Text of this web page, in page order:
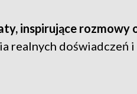
inspirujące rozmowy
realnych doświadczeń